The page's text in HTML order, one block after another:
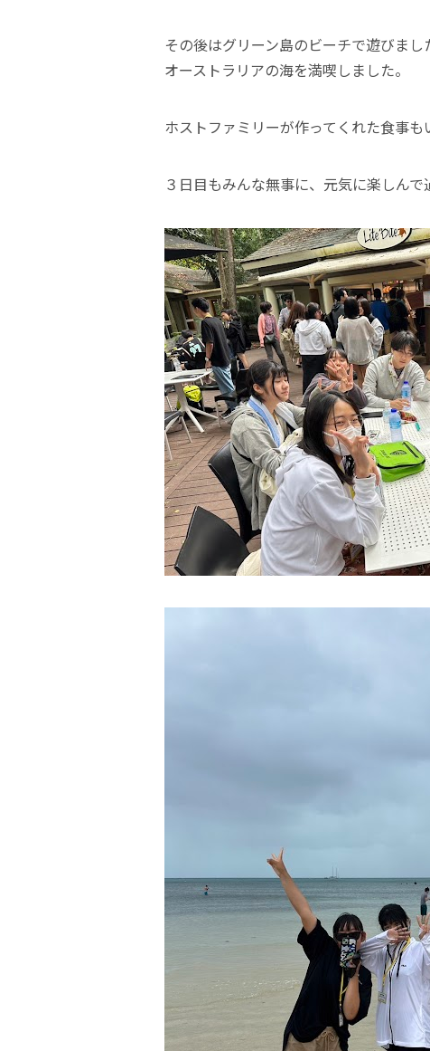
その後はグリーン島のビーチで遊びま
オーストラリアの海を満喫しました。
ホストファミリーが作ってくれた食事
３日目もみんな無事に、元気に楽しんで